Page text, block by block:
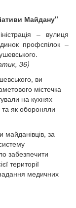
Майдану"
– вулиця
профспілок –
36)
ви
містечка
на кухнях
як обороняли
майданівців, за
забезпечити
території
медичних